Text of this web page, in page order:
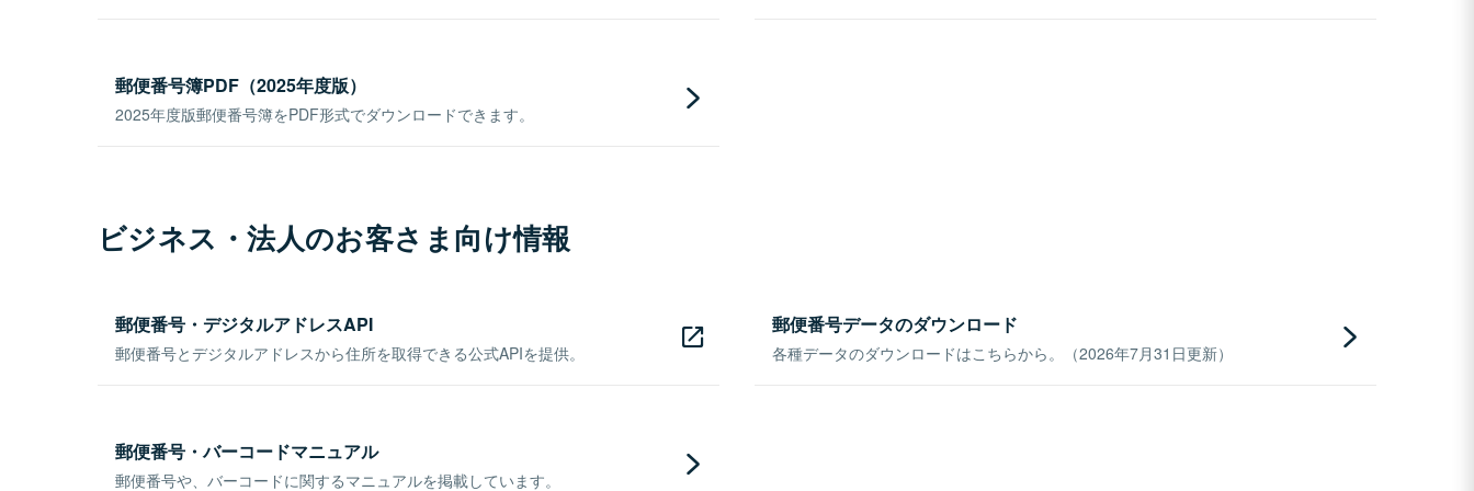
郵便番号簿PDF（2025年度版）
2025年度版郵便番号簿をPDF形式でダウンロードできます。
ビジネス・法人のお客さま向け情報
郵便番号・デジタルアドレスAPI
郵便番号とデジタルアドレスから住所を取得できる公式APIを提供。
郵便番号データのダウンロード
各種データのダウンロードはこちらから。（2026年7月31日更新）
郵便番号・バーコードマニュアル
郵便番号や、バーコードに関するマニュアルを掲載しています。